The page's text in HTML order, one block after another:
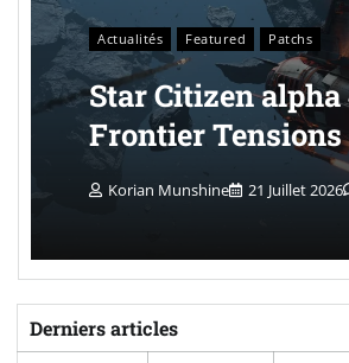
Actualités Featured Patchs
Star Citizen alpha
Frontier Tensions
Korian Munshine 21 Juillet 2026
Derniers articles